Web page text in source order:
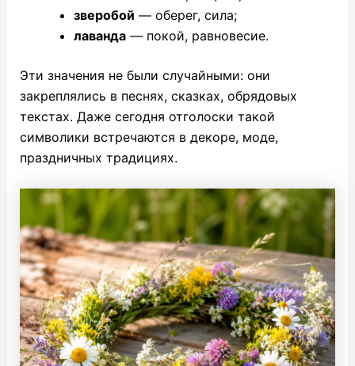
зверобой — оберег, сила;
лаванда— покой, равновесие.
Эти значения не были случайными: они
закреплялись в песнях, сказках, обрядовых
текстах. Даже сегодня отголоски такой
символики встречаются в декоре, моде,
праздничных традициях.